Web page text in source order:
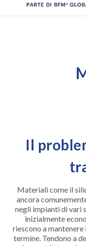
Il
Materiali come il
ancora
negli impianti di vari
inizialmente
riescono a
termine. Tendono a